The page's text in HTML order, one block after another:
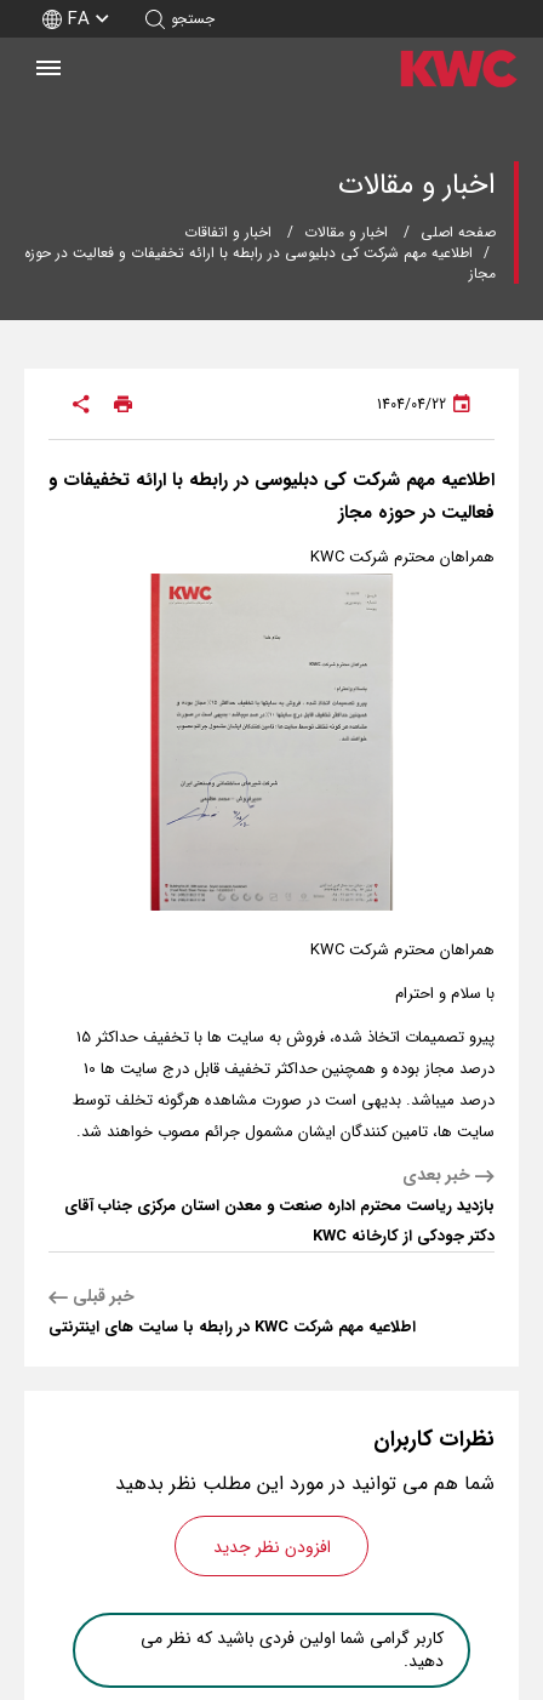
جستجو FA
اخبار و مقالات
صفحه اصلی اخبار و مقالات
اخبار و اتفاقات
اطلاعیه مهم شرکت کی دبلیوسی در رابطه با ارائه تخفیفات و فعالیت در حوزه
مجاز
1404/04/22
اطلاعیه مهم شرکت کی دبلیوسی در رابطه با ارائه تخفیفات و
فعالیت در حوزه مجاز
همراهان محترم شرکت KWC
همراهان محترم شرکت KWC
با سلام و احترام
پیرو تصمیمات اتخاذ شده، فروش به سایت ها با تخفیف حداکثر 15
درصد مجاز بوده و همچنین حداکثر تخفیف قابل درج سایت ها 10
درصد میباشد. بدیهی است در صورت مشاهده هرگونه تخلف توسط
سایت ها، تامین کنندگان ایشان مشمول جرائم مصوب خواهند شد.
خبر بعدی
بازدید ریاست محترم اداره صنعت و معدن استان مرکزی جناب آقای
دکتر جودکی از کارخانه KWC
خبر قبلی
اطلاعیه مهم شرکت KWC در رابطه با سایت های اینترنتی
نظرات کاربران
شما هم می توانید در مورد این مطلب نظر بدهید
افزودن نظر جدید
کاربر گرامی شما اولین فردی باشید که نظر می
دهید.